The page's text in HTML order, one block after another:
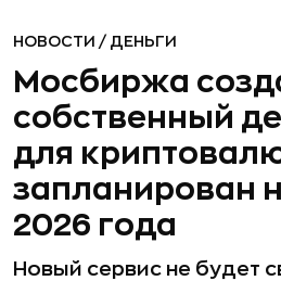
НОВОСТИ / ДЕНЬГИ
Мосбиржа
собственный
для
запланирован
2026 года
Новый сервис не будет